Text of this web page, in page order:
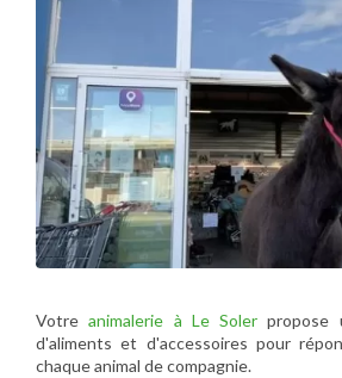
Votreanimalerie à Le Soler propose
d'aliments et d'accessoires pour
chaque animal de compagnie.